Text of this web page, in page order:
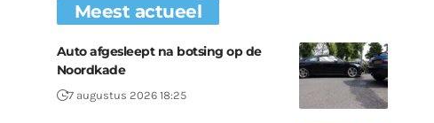
Meest actueel
Auto afgesleept na botsing op de
Noordkade
7 augustus 2026 18:25